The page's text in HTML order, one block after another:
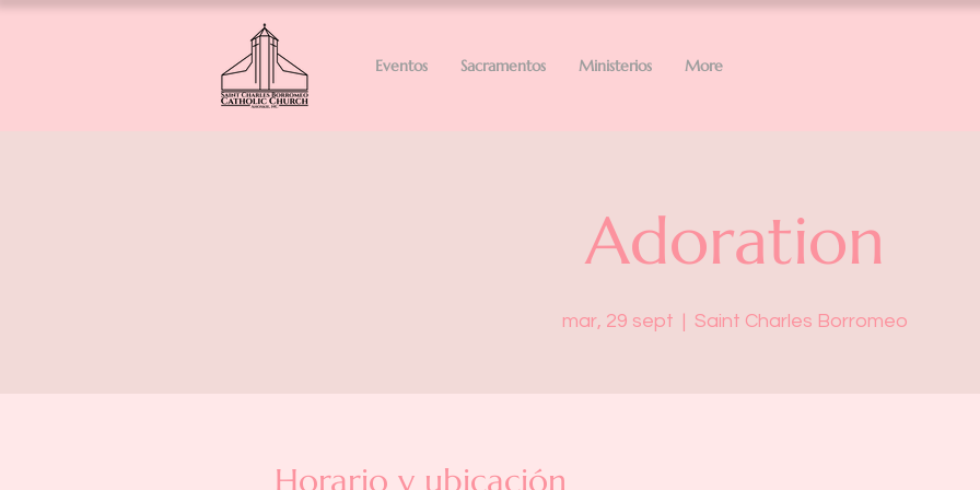
Eventos Sacramentos Ministerios More
Adoration
mar, 29 sept
  |
Saint Charles Borromeo
Horario y ubicación